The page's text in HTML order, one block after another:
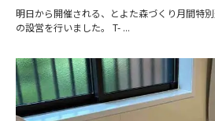
明日から開催される、とよた森づくり月間特
の設営を行いました。 T- ...